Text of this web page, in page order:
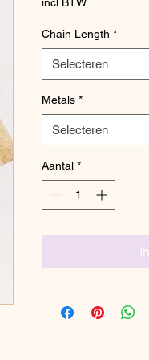
Chain Length *
Selecteren
Metals *
Selecteren
Aantal *